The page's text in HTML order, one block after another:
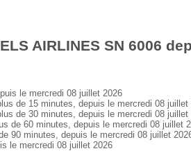
AIRLINES SN 6006
le mercredi 08 juillet 2026
de 15 minutes, depuis le mercredi 08 juillet
de 30 minutes, depuis le mercredi 08 juillet
de 60 minutes, depuis le mercredi 08 juillet
90 minutes, depuis le mercredi 08 juillet
le mercredi 08 juillet 2026